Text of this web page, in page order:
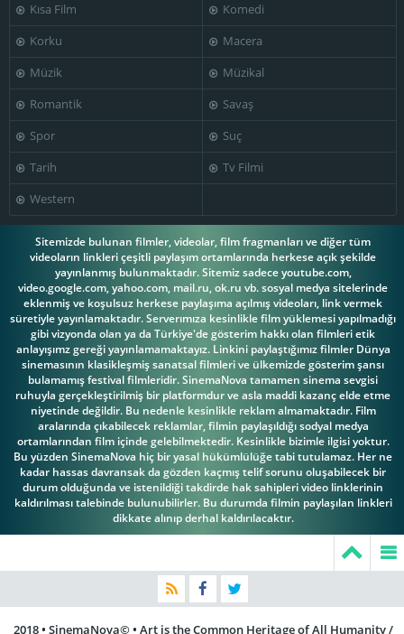
José Artur Julien Guiomar
Raoul Coutard Renato Salvatori
Agoumi
Van Doude Yves Montand Costa-Gavras
Jacques Perrin Ahmed Rachedi
Kısa Film
Komedi
Korku
Macera
Müzik
Müzikal
Romantik
Savaş
Spor
Suç
Tarih
Tv Filmi
Western
Sitemizde bulunan filmler, videolar, film fragmanları ve diğer tüm
videoların linkleri çeşitli paylaşım ortamlarında herkese açık şekilde
yayınlanmış bulunmaktadır. Sitemiz sadece youtube.com,
video.google.com, yahoo.com, mail.ru, ok.ru vb. sosyal medya sitelerinde
eklenmiş ve koşulsuz herkese paylaşıma açılmış videoları, link vermek
süretiyle yayınlamaktadır. Serverımıza kesinlikle film yüklemesi yapılmadığı
gibi vizyonda olan ya da Türkiye'de gösterim hakkı olan filmleri etik
anlayışımz gereği yayınlamamaktayız. Linkini paylaştığımız filmler Dünya
sinemasının klasikleşmiş sanatsal filmleri ve ülkemizde gösterim şansı
bulamamış festival filmleridir. SinemaNova tamamen sinema sevgisi
ruhuyla gerçekleştirilmiş bir platformdur ve asla maddi kazanç elde etme
niyetinde değildir. Bu nedenle kesinlikle reklam almamaktadır. Film
aralarında çıkabilecek reklamlar, filmin paylaşıldığı sodyal medya
ortamlarından film içinde gelebilmektedir. Kesinlikle bizimle ilgisi yoktur.
Bu yüzden SinemaNova hiç bir yasal hükümlülüğe tabi tutulamaz. Her ne
kadar hassas davransak da gözden kaçmış telif sorunu oluşabilecek bir
durum olduğunda ve istenildiği takdirde hak sahipleri video linklerinin
kaldırılması talebinde bulunubilirler. Bu durumda filmin paylaşılan linkleri
dikkate alınıp derhal kaldırılacaktır.
2018 • SinemaNova© • Art is the Common Heritage of All Humanity /